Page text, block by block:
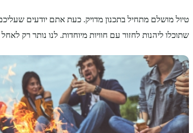
שתוכלו ליהנות לחזור עם חוויות מיוחדות. לנו נותר רק